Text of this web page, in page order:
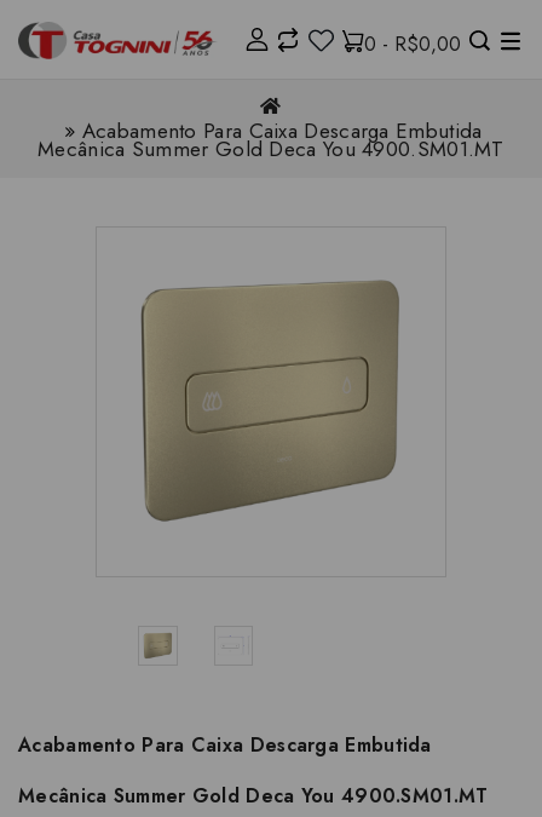
0 - R$0,00
Acabamento Para Caixa Descarga Embutida
Mecânica Summer Gold Deca You 4900.SM01.MT
Acabamento Para Caixa Descarga Embutida
Mecânica Summer Gold Deca You 4900.SM01.MT